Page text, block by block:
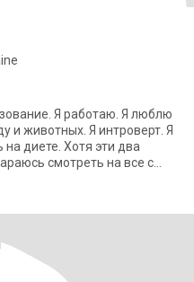
Я работаю. Я люблю
и животных. Я интроверт. Я
диете. Хотя эти два
смотреть на все с